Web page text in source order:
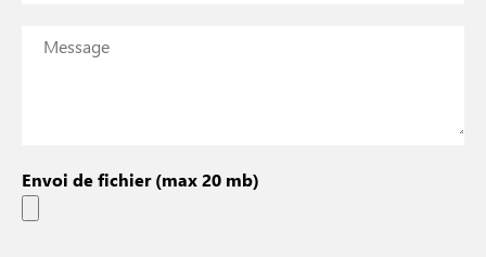
Envoi de fichier (max 20 mb)